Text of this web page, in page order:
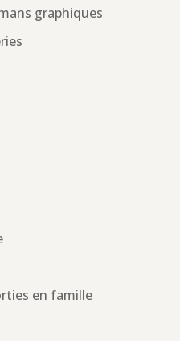
graphiques
en famille